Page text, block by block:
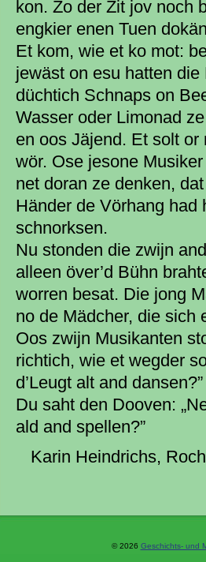
kon. Zo der Zit jov noch
engkier enen Tuen
Et kom, wie et ko mot:
jewäst on esu hatten
düchtich Schnaps on
Wasser oder Limonad
en oos Jäjend. Et solt
wör. Ose jesone
net doran ze denken,
Händer de Vörhang had
schnorksen.
Nu stonden die zwijn
alleen över’d Bühn
worren besat. Die jong
no de Mädcher, die sich
Oos zwijn Musikanten
richtich, wie et wegder
d’Leugt alt and dansen?”
Du saht den Dooven:
ald and spellen?”
Karin Heindrichs,
© 2026 Geschichts- und